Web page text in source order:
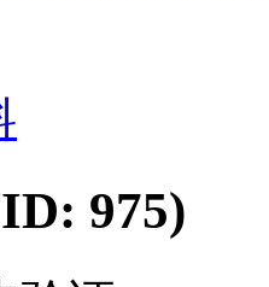
975)